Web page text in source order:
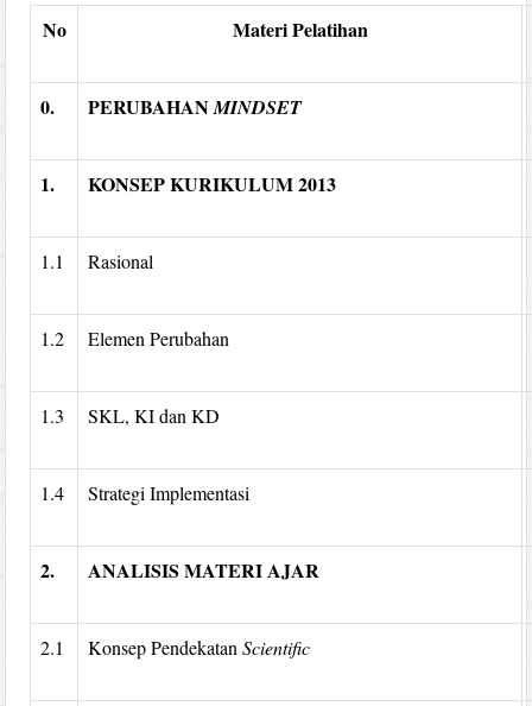
No Materi Pelatihan
0. PERUBAHANMINDSET
1. KONSEP KURIKULUM 2013
1.1 Rasional
1.2 Elemen Perubahan
1.3 SKL, KI dan KD
1.4 Strategi Implementasi
2. ANALISIS MATERI AJAR
2.1 Konsep PendekatanScientific